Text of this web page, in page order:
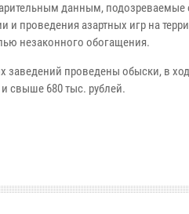
данным, подозреваемые
и проведения азартных игр на
незаконного обогащения.
заведений проведены обыски, в
свыше 680 тыс. рублей.